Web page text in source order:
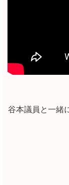
谷本議員と一緒